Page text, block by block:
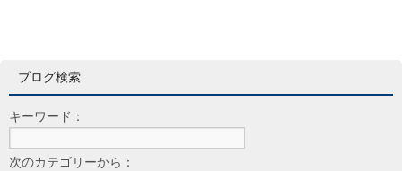
ブログ検索
キーワード：
次のカテゴリーから：